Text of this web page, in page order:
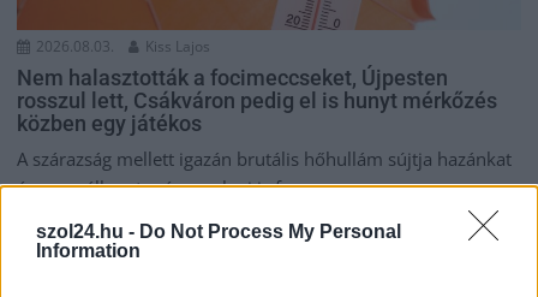
szol24.hu - Do Not Process My Personal
Information
2026.08.03. Kiss Lajos
Nem halasztották a focimeccseket, Újpesten
rosszul lett, Csákváron pedig el is hunyt mérkőzés
közben egy játékos
A szárazság mellett igazán brutális hőhullám sújtja hazánkat
és ez az állapot még romlani is fog...